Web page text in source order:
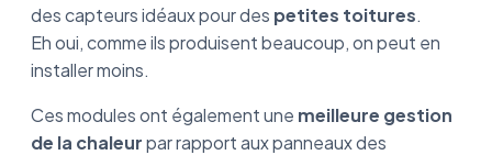
des capteurs idéaux pour des petites toitures.
Eh oui, comme ils produisent beaucoup, on peut en
installer moins.
Ces modules ont également une meilleure gestion
de la chaleurpar rapport aux panneaux des